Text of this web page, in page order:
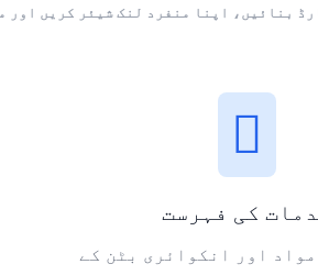
بنائیں، اپنا منفرد لنک شیئر کریں اور
کی فہرست
اور انکوائری بٹن کے